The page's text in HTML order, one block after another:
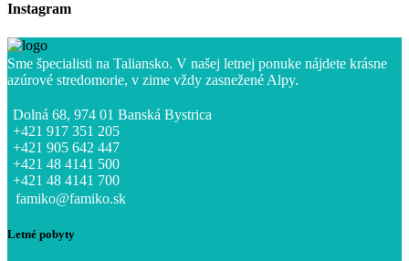
Instagram
Sme špecialisti na Taliansko. V našej letnej ponuke nájdete krásne
azúrové stredomorie, v zime vždy zasnežené Alpy.
Dolná 68, 974 01 Banská Bystrica
+421 917 351 205
+421 905 642 447
+421 48 4141 500
+421 48 4141 700
famiko@famiko.sk
Letné pobyty